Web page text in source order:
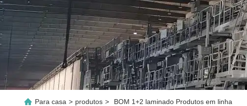
Para casa > produtos > BOM 1+2 laminado Produtos em linha